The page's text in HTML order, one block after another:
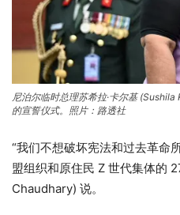
尼泊尔临时总理苏希拉·卡尔基
的宣誓仪式。照片：路透社
“我们不想破坏宪法和过去革命
盟组织和原住民 Z 世代集体的
Chaudhary) 说。